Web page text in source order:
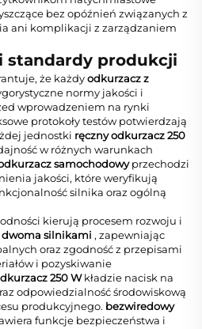
bez opóźnień związanych z
ani komplikacji z zarządzaniem
standardy produkcji
że każdyodkurzacz z
normy jakości i
wprowadzeniem na rynki
protokoły testów potwierdzają
jednostki ręczny odkurzacz 250
w różnych warunkach
samochodowyprzechodzi
jakości, które weryfikują
silnika oraz ogólną
kierują procesem rozwoju i
dwoma silnikami , zapewniając
oraz zgodność z przepisami
i pozyskiwanie
250 Wkładzie nacisk na
odpowiedzialność środowiskową
produkcyjnego. bezwiredowy
funkcje bezpieczeństwa i